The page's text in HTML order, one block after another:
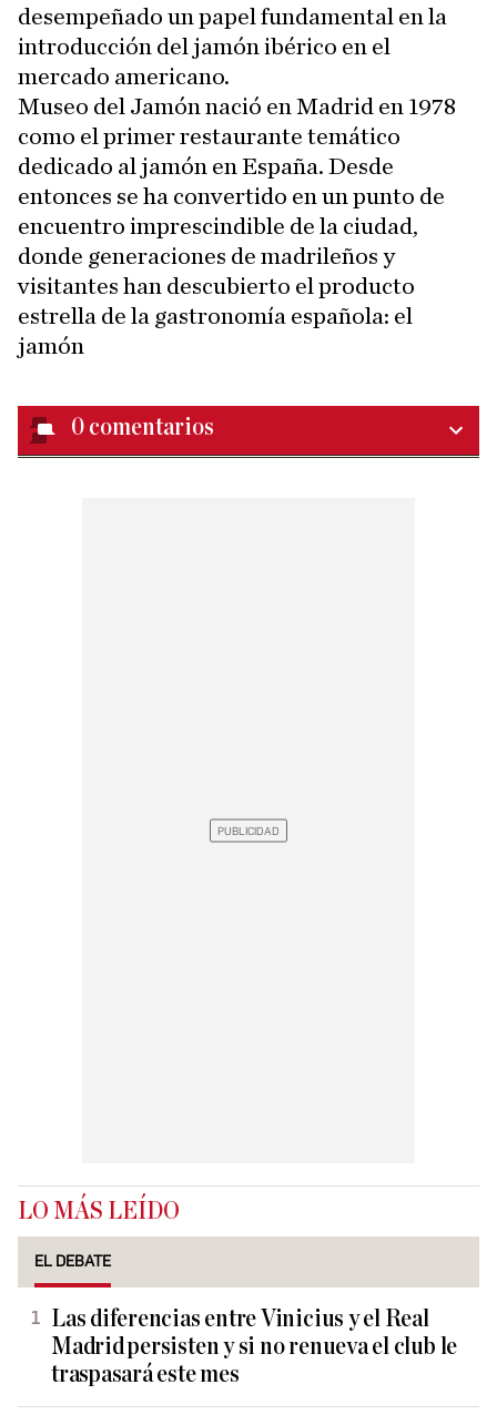
desempeñado un papel fundamental en la
introducción del jamón ibérico en el
mercado americano.
Museo del Jamón nació en Madrid en 1978
como el primer restaurante temático
dedicado al jamón en España. Desde
entonces se ha convertido en un punto de
encuentro imprescindible de la ciudad,
donde generaciones de madrileños y
visitantes han descubierto el producto
estrella de la gastronomía española: el
jamón
0 comentarios
LO MÁS LEÍDO
EL DEBATE
Las diferencias entre Vinicius y el Real
Madrid persisten y si no renueva el club le
traspasará este mes